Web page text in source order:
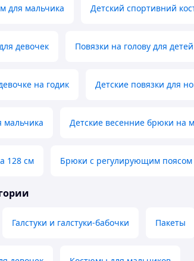
для мальчика Детский спортивний
девочек Повязки на голову для детей
на годик Детские повязки для
мальчика Детские весенние брюки на
128 см Брюки с регулирующим поясом
Галстуки и галстуки-бабочки Пакеты